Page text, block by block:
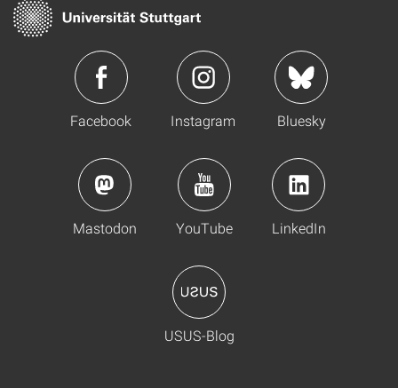
Facebook Instagram Bluesky
Mastodon YouTube LinkedIn
USUS-Blog